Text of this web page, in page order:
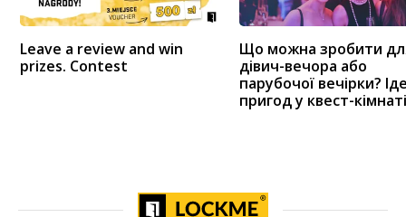
Leave a review and win
prizes. Contest
Що можна зробити
дівич-вечора або
парубочої вечірки?
пригод у квест-кімнаті